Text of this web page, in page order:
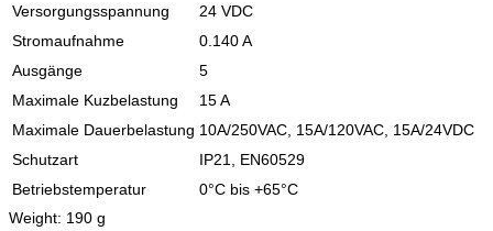
Versorgungsspannung
24 VDC
Stromaufnahme
0.140 A
Ausgänge
5
Maximale Kuzbelastung
15 A
Maximale Dauerbelastung 10A/250VAC, 15A/120VAC, 15A/24VDC
Schutzart
IP21, EN60529
Betriebstemperatur
0°C bis +65°C
Weight: 190 g